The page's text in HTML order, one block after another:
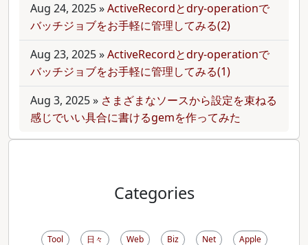
Aug 24, 2025»ActiveRecordとdry-operationで
バッチジョブをお手軽に管理してみる(2)
Aug 23, 2025»ActiveRecordとdry-operationで
バッチジョブをお手軽に管理してみる(1)
Aug 3, 2025» さまざまなソースから設定を束ねる
感じでいい具合に書けるgemを作ってみた
Categories
Tool 日々 Web Biz Net Apple